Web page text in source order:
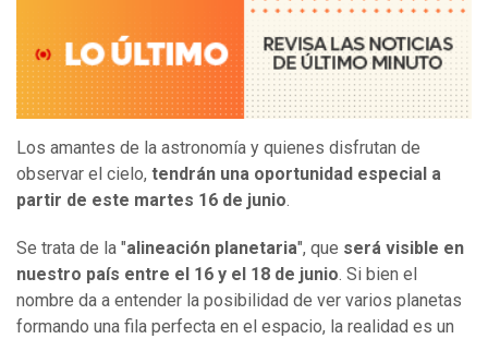
Los amantes de la astronomía y quienes disfrutan de
observar el cielo, tendrán una oportunidad especial a
partir de este martes 16 de junio.
Se trata de la "alineación planetaria", que será visible en
nuestro país entre el 16 y el 18 de junio. Si bien el
nombre da a entender la posibilidad de ver varios planetas
formando una fila perfecta en el espacio, la realidad es un